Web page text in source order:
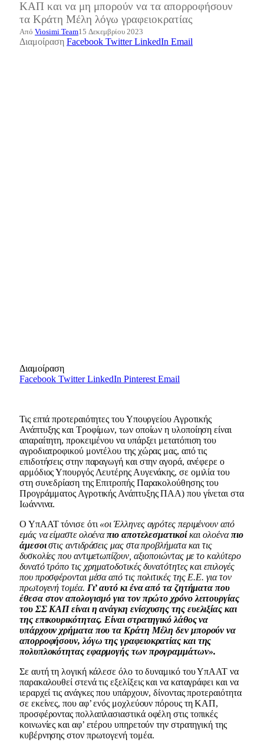
ΚΑΠ και να μη μπορούν να τα απορροφήσουν
τα Κράτη Μέλη λόγω γραφειοκρατίας
Από Viosimi Team15 Δεκεμβρίου 2023
Διαμοίραση Facebook Twitter LinkedIn Email
Διαμοίραση
Facebook Twitter LinkedIn Pinterest Email
Τις επτά προτεραιότητες του Υπουργείου Αγροτικής
Ανάπτυξης και Τροφίμων, των οποίων η υλοποίηση είναι
απαραίτητη, προκειμένου να υπάρξει μετατόπιση του
αγροδιατροφικού μοντέλου της χώρας μας, από τις
επιδοτήσεις στην παραγωγή και στην αγορά, ανέφερε ο
αρμόδιος Υπουργός Λευτέρης Αυγενάκης, σε ομιλία του
στη συνεδρίαση της Επιτροπής Παρακολούθησης του
Προγράμματος Αγροτικής Ανάπτυξης ΠΑΑ) που γίνεται στα
Ιωάννινα.
Ο ΥπΑΑΤ τόνισε ότι «οι Έλληνες αγρότες περιμένουν από
εμάς να είμαστε ολοέναπιο αποτελεσματικοίκαι ολοέναπιο
άμεσοιστις αντιδράσεις μας στα προβλήματα και τις
δυσκολίες που αντιμετωπίζουν, αξιοποιώντας με το καλύτερο
δυνατό τρόπο τις χρηματοδοτικές δυνατότητες και επιλογές
που προσφέρονται μέσα από τις πολιτικές της Ε.Ε. για τον
πρωτογενή τομέα. Γι’ αυτό κι ένα από τα ζητήματα που
έθεσα στον απολογισμό για τον πρώτο χρόνο λειτουργίας
του ΣΣ ΚΑΠ είναι η ανάγκη ενίσχυσης της ευελιξίας και
της επικουρικότητας. Είναι στρατηγικό λάθος να
υπάρχουν χρήματα που τα Κράτη Μέλη δεν μπορούν να
απορροφήσουν, λόγω της γραφειοκρατίας και της
πολυπλοκότητας εφαρμογής των προγραμμάτων».
Σε αυτή τη λογική κάλεσε όλο το δυναμικό του ΥπΑΑΤ να
παρακαλουθεί στενά τις εξελίξεις και να καταγράφει και να
ιεραρχεί τις ανάγκες που υπάρχουν, δίνοντας προτεραιότητα
σε εκείνες, που αφ’ ενός μοχλεύουν πόρους τη ΚΑΠ,
προσφέροντας πολλαπλασιαστικά οφέλη στις τοπικές
κοινωνίες και αφ’ ετέρου υπηρετούν την στρατηγική της
κυβέρνησης στον πρωτογενή τομέα.